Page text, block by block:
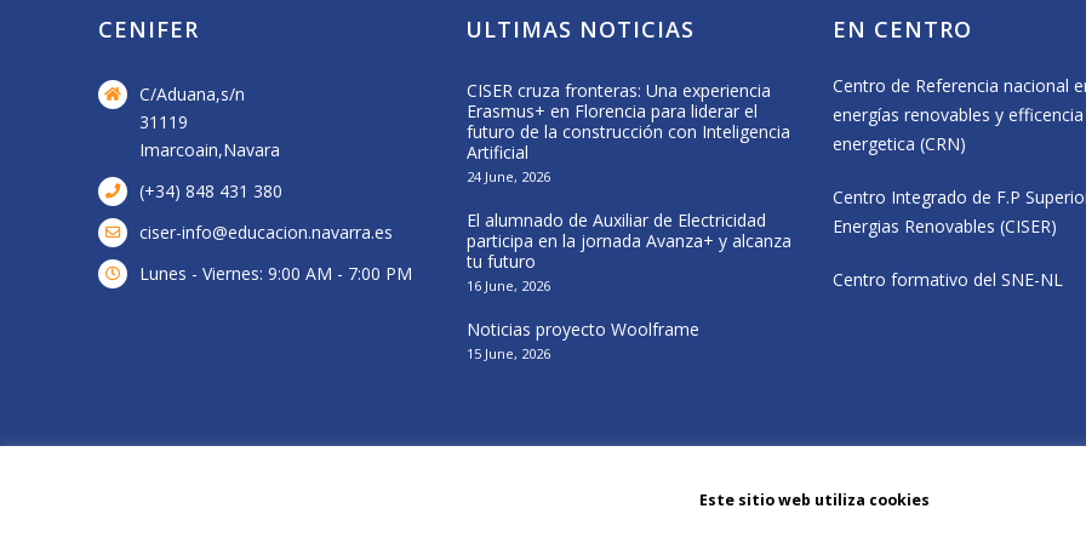
CENIFER
C/Aduana,s/n
31119
Imarcoain,Navara
(+34) 848 431 380
ciser-info@educacion.navarra.es
Lunes - Viernes: 9:00 AM - 7:00 PM
ULTIMAS NOTICIAS
Visita a central de biomasa de Acciona
16 April, 2026
CISER cruza fronteras: Una experiencia
Erasmus+ en Florencia para liderar el
futuro de la construcción con Inteligencia
Artificial
24 June, 2026
El alumnado de Auxiliar de Electricidad
participa en la jornada Avanza+ y alcanza
tu futuro
16 June, 2026
Noticias proyecto Woolframe
15 June, 2026
Formación Profesional, deporte e
inclusión en el CIP Virgen del Camino
proyecto Wolfram en Navarra
20 May, 2026
estancia Erasmus+ sobre eficiencia
EN CENTRO
Centro de Referencia nacional
energías renovables y efficencia
energetica (CRN)
Centro Integrado de F.P
Energias Renovables (CISER)
Centro formativo del SNE-NL
Este sitio web utiliza cookies